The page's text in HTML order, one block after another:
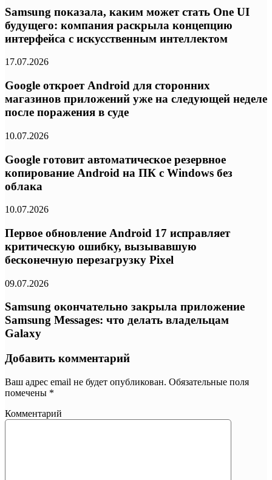
Samsung показала, каким может стать One UI
будущего: компания раскрыла концепцию
интерфейса с искусственным интеллектом
17.07.2026
Google откроет Android для сторонних
магазинов приложений уже на следующей неделе
после поражения в суде
10.07.2026
Google готовит автоматическое резервное
копирование Android на ПК с Windows без
облака
10.07.2026
Первое обновление Android 17 исправляет
критическую ошибку, вызывавшую
бесконечную перезагрузку Pixel
09.07.2026
Samsung окончательно закрыла приложение
Samsung Messages: что делать владельцам
Galaxy
Добавить комментарий
Ваш адрес email не будет опубликован. Обязательные поля
помечены *
Комментарий